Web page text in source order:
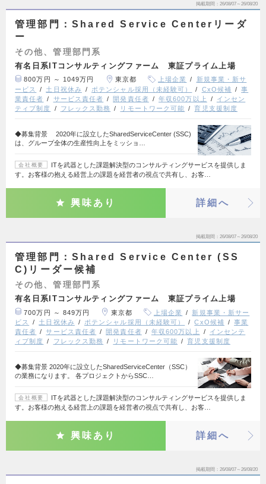
掲載期間 26/08/07～26/08/20
管理部門：Shared Service Centerリーダ
ー
その他、管理部門系
有名日系ITコンサルティングファーム 東証プライム上場
800万円 ～ 1049万円 東京都 上場企業
新規事業・新サ
ービス
土日祝休み ポテンシャル採用（未経験可） CxO候補
事
業責任者
サービス責任者 開発責任者 年収600万以上
インセン
ティブ制度
フレックス勤務 リモートワーク可能 育児支援制度
◆募集背景 2020年に設立したSharedServiceCenter (SSC)
は、グループ全体の生産性向上をミッショ…
会社概要
ITを武器とした課題解決型のコンサルティングサービスを提供しま
す。お客様の抱える経営上の課題を経営者の視点で共有し、お客…
興味あり 詳細へ
掲載期間 26/08/07～26/08/20
管理部門：Shared Service Center (SS
C)リーダー候補
その他、管理部門系
有名日系ITコンサルティングファーム 東証プライム上場
700万円 ～ 849万円 東京都 上場企業
新規事業・新サー
ビス
土日祝休み ポテンシャル採用（未経験可） CxO候補
事業
責任者
サービス責任者 開発責任者 年収600万以上
インセンテ
ィブ制度
フレックス勤務 リモートワーク可能 育児支援制度
◆募集背景 2020年に設立したSharedServiceCenter（SSC）
の業務になります。 各プロジェクトからSSC…
会社概要
ITを武器とした課題解決型のコンサルティングサービスを提供しま
す。お客様の抱える経営上の課題を経営者の視点で共有し、お客…
興味あり 詳細へ
掲載期間 26/08/07～26/08/20